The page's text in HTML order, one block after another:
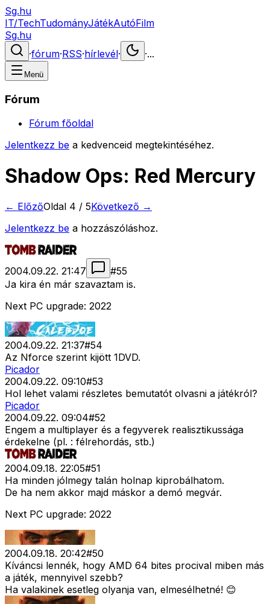
Sg.hu
IT/TechTudományJátékAutóFilm
Sg.hu
·fórum·RSS·hírlevél· ·...
Menü
Fórum
Fórum főoldal
Jelentkezz be a kedvenceid megtekintéséhez.
Shadow Ops: Red Mercury
← ElőzőOldal 4 / 5Következő →
Jelentkezz be a hozzászóláshoz.
2004.09.22. 21:47 #55
Ja kira én már szavaztam is.
Next PC upgrade: 2022
2004.09.22. 21:37#54
Az Nforce szerint kijött 1DVD.
Picador
2004.09.22. 09:10#53
Hol lehet valami részletes bemutatót olvasni a játékról?
Picador
2004.09.22. 09:04#52
Engem a multiplayer és a fegyverek realisztikussága
érdekelne (pl. : félrehordás, stb.)
2004.09.18. 22:05#51
Ha minden jólmegy talán holnap kiprobálhatom.
De ha nem akkor majd máskor a demó megvár.
Next PC upgrade: 2022
2004.09.18. 20:42#50
Kíváncsi lennék, hogy AMD 64 bites procival miben más
a játék, mennyivel szebb?
Ha valakinek esetleg olyanja van, elmesélhetné! 😊